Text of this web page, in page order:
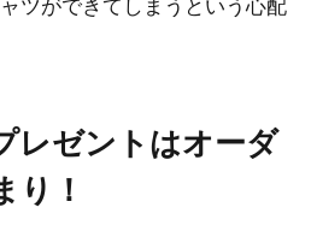
ツができてしまうという心配
レゼントはオーダ
り！